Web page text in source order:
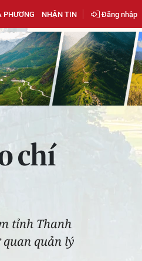
NHẬN TIN Đăng nhập
chí
tỉnh Thanh
quản lý